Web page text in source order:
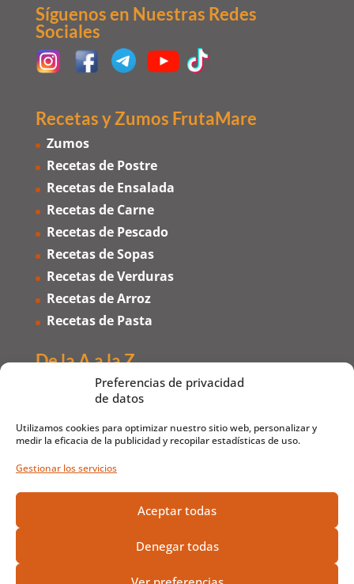
Preferencias de privacidad
de datos
Utilizamos cookies para optimizar nuestro sitio web, personalizar y
medir la eficacia de la publicidad y recopilar estadísticas de uso.
Gestionar los servicios
Aceptar todas
Denegar todas
Síguenos en Nuestras Redes
Sociales
Recetas y Zumos FrutaMare
Zumos
Recetas de Postre
Recetas de Ensalada
Recetas de Carne
Recetas de Pescado
Recetas de Sopas
Recetas de Verduras
Recetas de Arroz
Recetas de Pasta
De la A a la Z
Frutas de la A a la Z
Fruits from A to Z
Frutti dalla A alla Z
Fruits de A à Z
Variedades de Naranjas
Naranja Navel